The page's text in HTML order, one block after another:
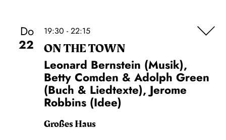
Do
22
19:30 - 22:15
ON THE TOWN
Leonard Bernstein (Musik),
Betty Comden & Adolph Green
(Buch & Liedtexte), Jerome
Robbins (Idee)
Großes Haus